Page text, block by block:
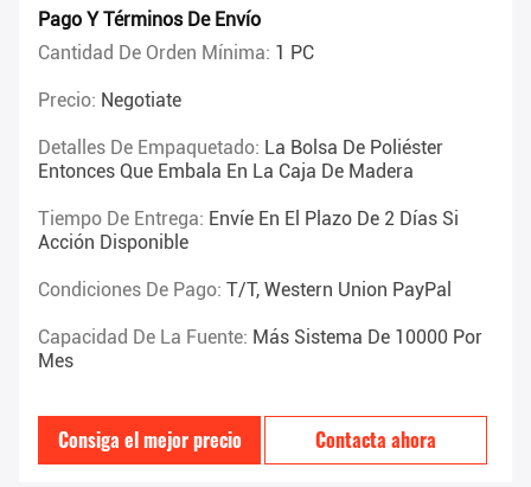
Pago Y Términos De Envío
Cantidad De Orden Mínima: 1 PC
Precio: Negotiate
Detalles De Empaquetado: La Bolsa De Poliéster
Entonces Que Embala En La Caja De Madera
Tiempo De Entrega: Envíe En El Plazo De 2 Días Si
Acción Disponible
Condiciones De Pago: T/T, Western Union PayPal
Capacidad De La Fuente: Más Sistema De 10000 Por
Mes
Consiga el mejor precio Contacta ahora